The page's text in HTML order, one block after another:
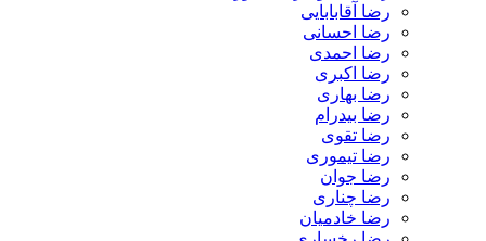
رضا آقابابایی
رضا احسانی
رضا احمدی
رضا اکبری
رضا بهاری
رضا بیدرام
رضا تقوی
رضا تیموری
رضا جوان
رضا چناری
رضا خادمیان